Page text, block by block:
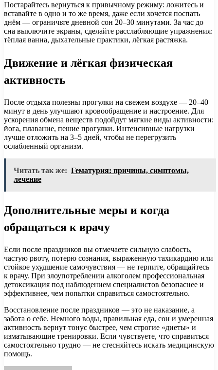
Постарайтесь вернуться к привычному режиму: ложитесь и
вставайте в одно и то же время, даже если хочется поспать
днём — ограничьте дневной сон 20–30 минутами. За час до
сна выключите экраны, сделайте расслабляющие упражнения:
тёплая ванна, дыхательные практики, лёгкая растяжка.
Движение и лёгкая физическая
активность
После отдыха полезны прогулки на свежем воздухе — 20–40
минут в день улучшают кровообращение и настроение. Для
ускорения обмена веществ подойдут мягкие виды активности:
йога, плавание, пешие прогулки. Интенсивные нагрузки
лучше отложить на 3–5 дней, чтобы не перегрузить
ослабленный организм.
Читать так же: Гематурия: причины, симптомы,
лечение
Дополнительные меры и когда
обращаться к врачу
Если после праздников вы отмечаете сильную слабость,
частую рвоту, потерю сознания, выраженную тахикардию или
стойкое ухудшение самочувствия — не терпите, обращайтесь
к врачу. При злоупотреблении алкоголем профессиональная
детоксикация под наблюдением специалистов безопаснее и
эффективнее, чем попытки справиться самостоятельно.
Восстановление после праздников — это не наказание, а
забота о себе. Немного воды, правильная еда, сон и умеренная
активность вернут тонус быстрее, чем строгие «диеты» и
изматывающие тренировки. Если чувствуете, что справиться
самостоятельно трудно — не стесняйтесь искать медицинскую
помощь.